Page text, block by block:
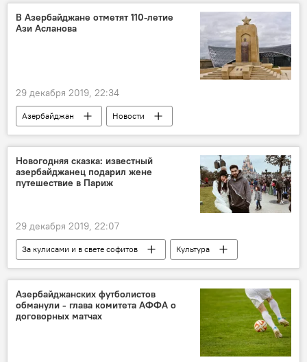
В Азербайджане отметят 110-летие
Ази Асланова
29 декабря 2019, 22:34
Азербайджан Новости
Новогодняя сказка: известный
азербайджанец подарил жене
путешествие в Париж
29 декабря 2019, 22:07
За кулисами и в свете софитов
Культура
ЖИЗНЬ
Новости
Россия
Новости мира
Азербайджан
Азербайджанских футболистов
обманули - глава комитета АФФА о
договорных матчах